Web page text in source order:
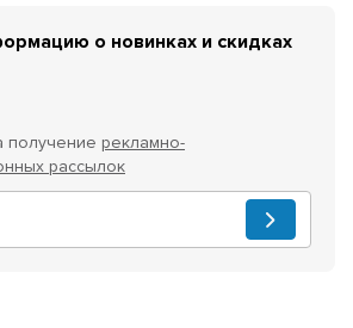
о новинках и скидках
получение рекламно-
рассылок